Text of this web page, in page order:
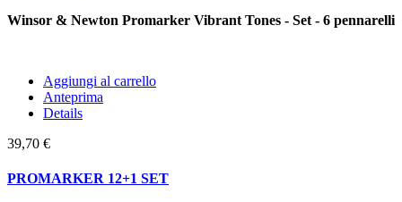
Winsor & Newton Promarker Vibrant Tones - Set - 6 pennarelli
Aggiungi al carrello
Anteprima
Details
39,70 €
PROMARKER 12+1 SET